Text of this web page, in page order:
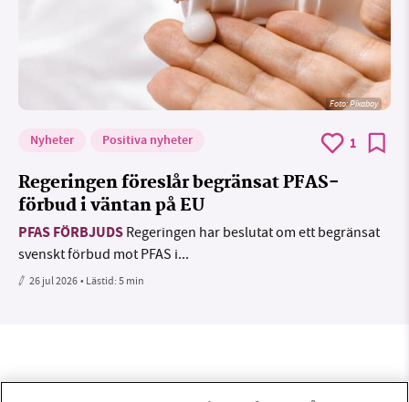
Foto:Pixabay
Nyheter Positiva nyheter 1
Regeringen föreslår begränsat PFAS-
förbud i väntan på EU
PFAS FÖRBJUDS Regeringen har beslutat om ett begränsat
svenskt förbud mot PFAS i...
26 jul 2026• Lästid:5 min